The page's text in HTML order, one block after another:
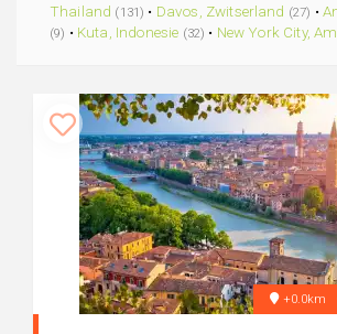
Thailand (131) • Davos, Zwitserland (27) •
(9) • Kuta, Indonesie (32) • New York City,
+0.0km